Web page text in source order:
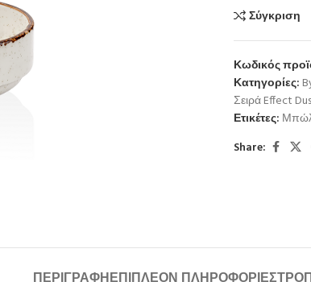
Σύγκριση
Κωδικός
Κατηγορίες:
Σειρά Effect
Ετικέτες:
Share: